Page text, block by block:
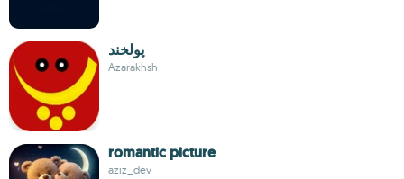
پولخند
Azarakhsh
romantic picture
aziz_dev